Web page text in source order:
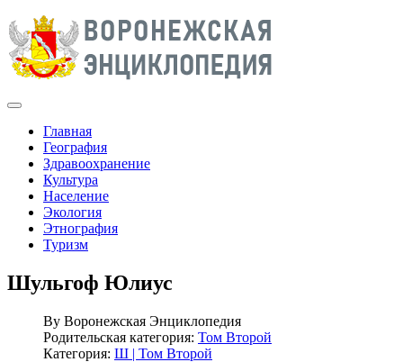
Главная
География
Здравоохранение
Культура
Население
Экология
Этнография
Туризм
Шульгоф Юлиус
By Воронежская Энциклопедия
Родительская категория: Том Второй
Категория: Ш | Том Второй